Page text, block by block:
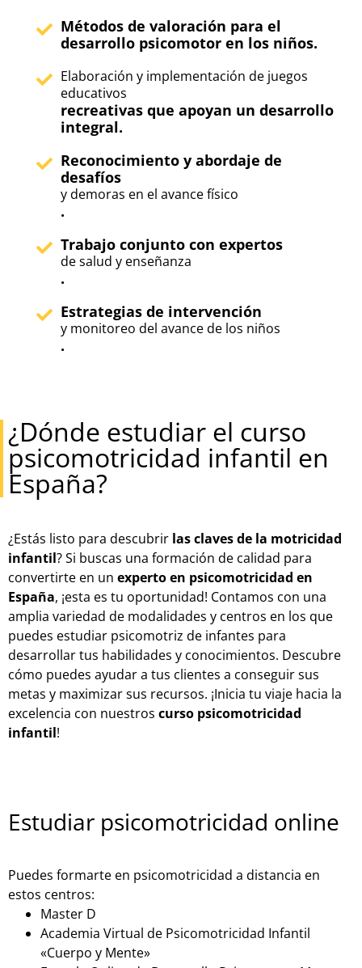
Métodos de valoración para el
desarrollo psicomotor en los niños.
Elaboración y implementación de juegos
educativos
recreativas que apoyan un desarrollo
integral.
Reconocimiento y abordaje de
desafíos
y demoras en el avance físico
.
Trabajo conjunto con expertos
de salud y enseñanza
.
Estrategias de intervención
y monitoreo del avance de los niños
.
¿Dónde estudiar el curso
psicomotricidad infantil en
España?
¿Estás listo para descubrir las claves de la motricidad
infantil? Si buscas una formación de calidad para
convertirte en un experto en psicomotricidad en
España, ¡esta es tu oportunidad! Contamos con una
amplia variedad de modalidades y centros en los que
puedes estudiar psicomotriz de infantes para
desarrollar tus habilidades y conocimientos. Descubre
cómo puedes ayudar a tus clientes a conseguir sus
metas y maximizar sus recursos. ¡Inicia tu viaje hacia la
excelencia con nuestros curso psicomotricidad
infantil!
Estudiar psicomotricidad online
Puedes formarte en psicomotricidad a distancia en
estos centros:
Master D
Academia Virtual de Psicomotricidad Infantil
«Cuerpo y Mente»